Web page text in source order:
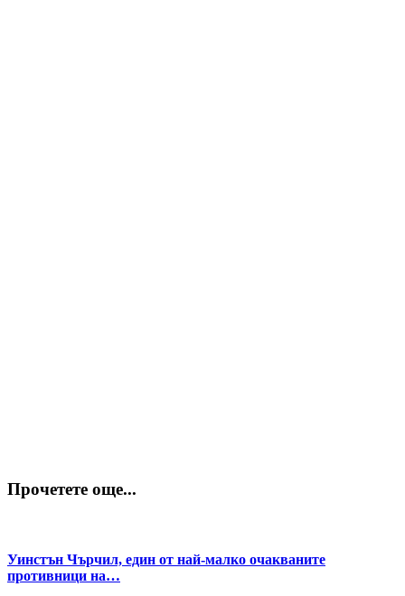
Прочетете още...
Уинстън Чърчил, един от най-малко очакваните
противници на…